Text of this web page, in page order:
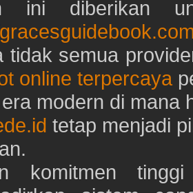
ini diberikan
tidak semua
online terpercaya
modern di mana
tetap menjadi
komitmen